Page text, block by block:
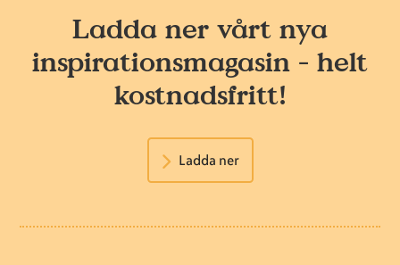
Ladda ner vårt nya
inspirationsmagasin - helt
kostnadsfritt!
Ladda ner